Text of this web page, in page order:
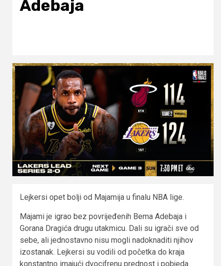
Adebaja
Lejkersi opet bolji od Majamija u finalu NBA lige.
Majami je igrao bez povrijeđenih Bema Adebaja i
Gorana Dragića drugu utakmicu. Dali su igrači sve od
sebe, ali jednostavno nisu mogli nadoknaditi njihov
izostanak. Lejkersi su vodili od početka do kraja
konstantno imajući dvocifrenu prednost i pobjeda